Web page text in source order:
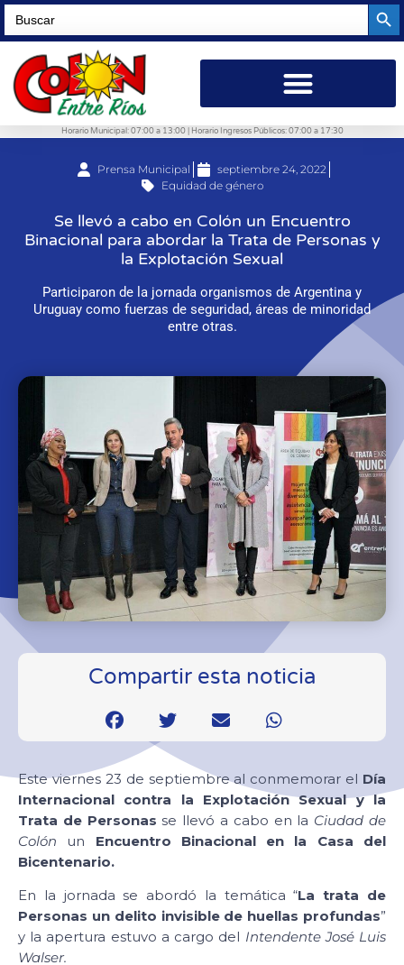
Search
for:
Horario Municipal: 07:00 a 13:00 | Horario Ingresos Públicos: 07:00 a 17:30
Prensa Municipal
septiembre 24, 2022
Equidad de género
Se llevó a cabo en Colón un Encuentro
Binacional para abordar la Trata de Personas y
la Explotación Sexual
Participaron de la jornada organismos de Argentina y
Uruguay como fuerzas de seguridad, áreas de minoridad
entre otras.
Compartir esta noticia
Este viernes 23 de septiembre al conmemorar el Día
Internacional contra la Explotación Sexual y la
Trata de Personas se llevó a cabo en la Ciudad de
Colón un Encuentro Binacional en la Casa del
Bicentenario.
En la jornada se abordó la temática “La trata de
Personas un delito invisible de huellas profundas”
y la apertura estuvo a cargo del Intendente José Luis
Walser.